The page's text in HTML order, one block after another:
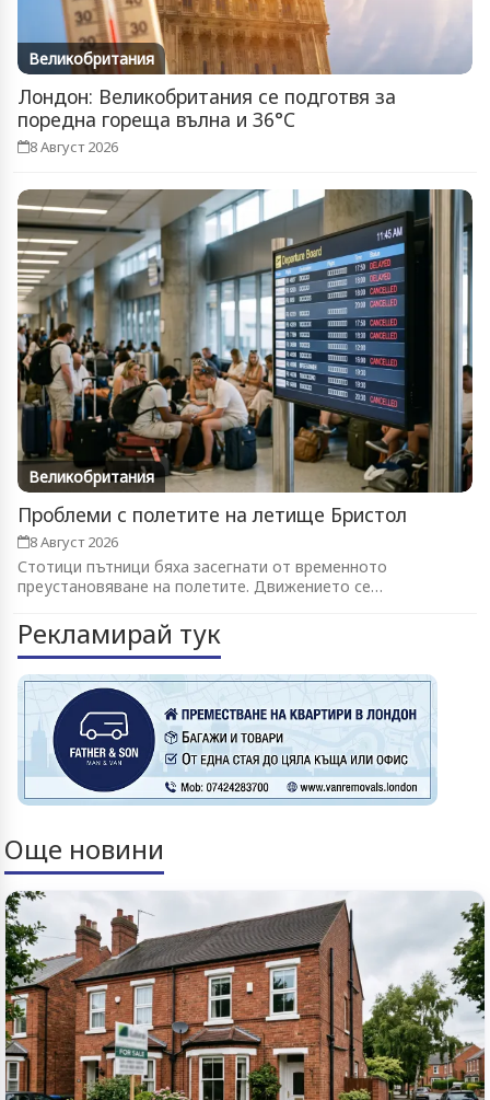
Великобритания
Лондон: Великобритания се подготвя за
поредна гореща вълна и 36°C
8 Август 2026
Великобритания
Проблеми с полетите на летище Бристол
8 Август 2026
Стотици пътници бяха засегнати от временното
преустановяване на полетите. Движението се
Рекламирай тук
Още новини